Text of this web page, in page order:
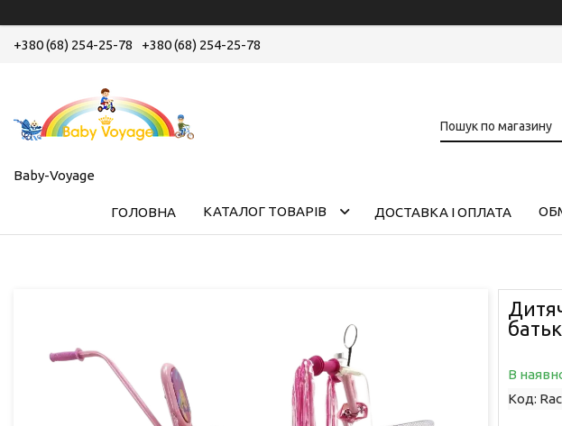
+380 (68) 254-25-78 +380 (68) 254-25-78
Baby-Voyage
ГОЛОВНА КАТАЛОГ ТОВАРІВ ДОСТАВКА І ОПЛАТА
В
Код: